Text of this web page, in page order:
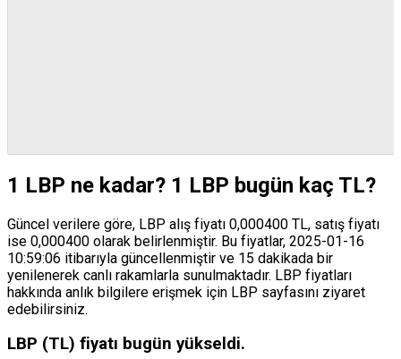
1 LBP ne kadar? 1 LBP bugün kaç TL?
Güncel verilere göre, LBP alış fiyatı 0,000400 TL, satış fiyatı
ise 0,000400 olarak belirlenmiştir. Bu fiyatlar, 2025-01-16
10:59:06 itibarıyla güncellenmiştir ve 15 dakikada bir
yenilenerek canlı rakamlarla sunulmaktadır. LBP fiyatları
hakkında anlık bilgilere erişmek için LBP sayfasını ziyaret
edebilirsiniz.
LBP (TL) fiyatı bugün yükseldi.